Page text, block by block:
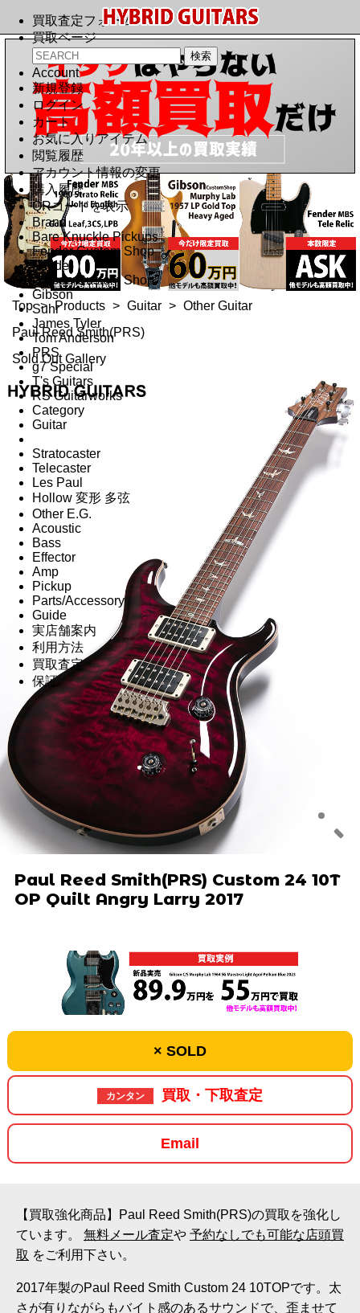
買取査定フォーム
買取ページ
Account
新規登録
ログイン
カート
お気に入りアイテム
閲覧履歴
アカウント情報の変更
購入履歴
QRコードを表示
Brand
Bare Knuckle Pickups
Fender Custom Shop
Fender
Gibson Custom Shop
Gibson
Suhr
James Tyler
Tom Anderson
PRS
g7 Special
T's Guitars
RS Guitarworks
Category
Guitar
Stratocaster
Telecaster
Les Paul
Hollow 変形 多弦
Other E.G.
Acoustic
Bass
Effector
Amp
Pickup
Parts/Accessory
Guide
実店舗案内
利用方法
買取査定
保証
Top > Products > Guitar > Other Guitar
Paul Reed Smith(PRS)
Sold Out Gallery
Paul Reed Smith(PRS) Custom 24 10T
OP Quilt Angry Larry 2017
× SOLD
カンタン 買取・下取査定
Email
【買取強化商品】Paul Reed Smith(PRS)の買取を強化し
ています。 無料メール査定や 予約なしでも可能な店頭買
取 をご利用下さい。
2017年製のPaul Reed Smith Custom 24 10TOPです。太
さが有りながらもバイト感のあるサウンドで、歪ませて